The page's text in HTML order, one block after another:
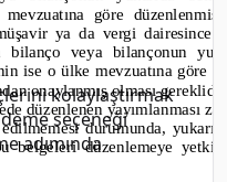
kolaylaştırmak
seçeneği
adımında
göre
ya da vergi dairesince
bilanço veya bilançonun
ise o ülke mevzuatına göre
onaylanmış olması
düzenlenen yayımlanması
durumunda,
belgeleri düzenlemeye